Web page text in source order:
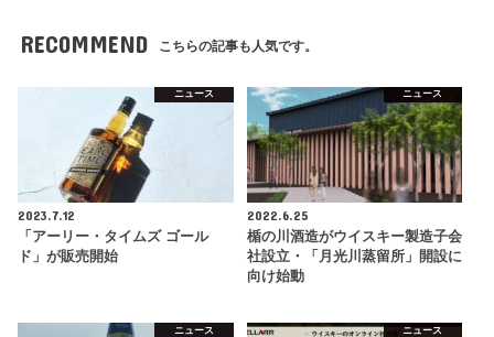
RECOMMEND こちらの記事も人気です。
ニュース
2023.7.12
「アーリー・タイムズ ゴール
ド」が販売開始
ニュース
2022.6.25
楯の川酒造がウイスキー製造子会
社設立・「月光川蒸留所」開設に
向け始動
ニュース ニュース